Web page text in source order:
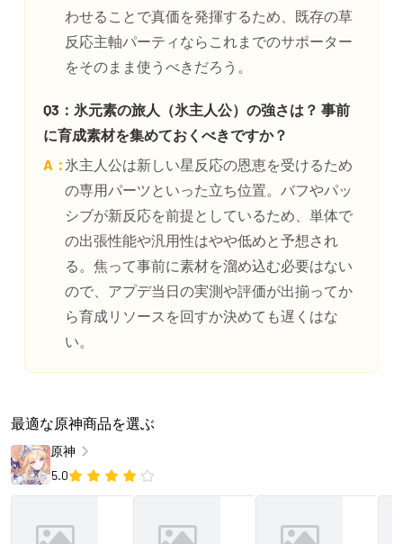
わせることで真価を発揮するため、既存の草
反応主軸パーティならこれまでのサポーター
をそのまま使うべきだろう。
Q3：氷元素の旅人（氷主人公）の強さは？ 事前
に育成素材を集めておくべきですか？
A：氷主人公は新しい星反応の恩恵を受けるため
の専用パーツといった立ち位置。バフやパッ
シブが新反応を前提としているため、単体で
の出張性能や汎用性はやや低めと予想され
る。焦って事前に素材を溜め込む必要はない
ので、アプデ当日の実測や評価が出揃ってか
ら育成リソースを回すか決めても遅くはな
い。
最適な原神商品を選ぶ
原神
5.0